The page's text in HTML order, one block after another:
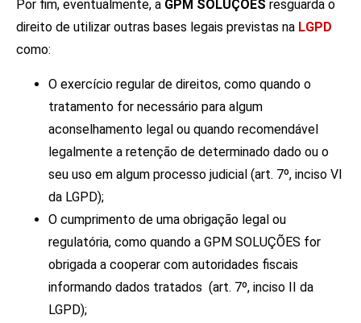
Por fim, eventualmente, a GPM SOLUÇÕES resguarda o
direito de utilizar outras bases legais previstas na LGPD
como:
O exercício regular de direitos, como quando o
tratamento for necessário para algum
aconselhamento legal ou quando recomendável
legalmente a retenção de determinado dado ou o
seu uso em algum processo judicial (art. 7º, inciso VI
da LGPD);
O cumprimento de uma obrigação legal ou
regulatória, como quando a GPM SOLUÇÕES for
obrigada a cooperar com autoridades fiscais
informando dados tratados (art. 7º, inciso II da
LGPD);